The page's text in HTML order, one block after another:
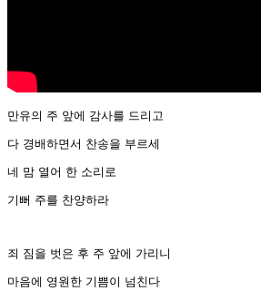
만유의 주 앞에 감사를 드리고
다 경배하면서 찬송을 부르세
네 맘 열어 한 소리로
기뻐 주를 찬양하라
죄 짐을 벗은 후 주 앞에 가리니
마음에 영원한 기쁨이 넘친다